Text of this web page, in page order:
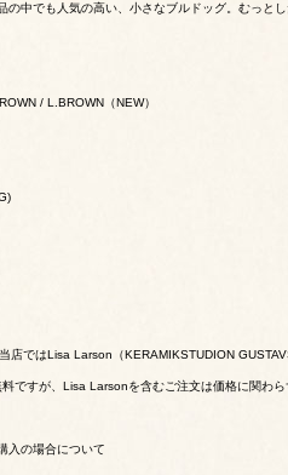
中でも人気の高い、小さなブルドッグ。むっと
/ L.BROWN（NEW）
ではLisa Larson（KERAMIKSTUDION
ですが、Lisa Larsonを含むご注文は価格に関わら
入の場合について